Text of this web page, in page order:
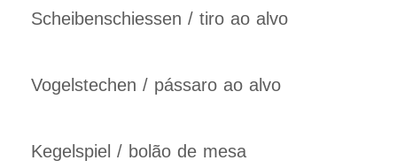
Scheibenschiessen / tiro ao alvo
Vogelstechen / pássaro ao alvo
Kegelspiel / bolão de mesa